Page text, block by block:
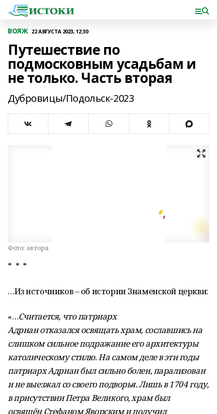
ВОЯЖ 22 АВГУСТА 2023, 12:30
Путешествие по
подмосковным усадьбам и
не только. Часть вторая
Дубровицы/Подольск-2023
Фото: автора
* * *
…Из источников – об истории Знаменской церкви:
«…Считается, что патриарх
Адриан отказался освящать храм, сославшись на
слишком сильное подражание его архитектуры
католическому стилю. На самом деле в эти годы
патриарх Адриан был сильно болен, парализован
и не выезжал со своего подворья. Лишь в 1704 году,
в присутствии Петра Великого, храм был
освящён Стефаном Яворским и получил